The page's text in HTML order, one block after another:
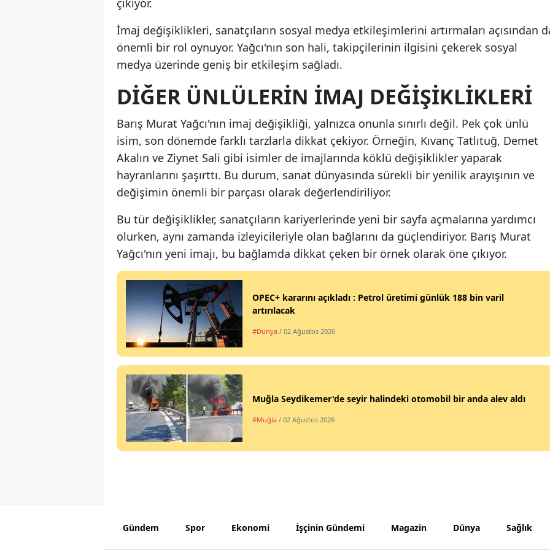
Manisa
Mardin
Muğla
Muş
Nevşehir
Niğde
Ordu
Rize
Sakarya
Samsun
Tekirdağ
Uşak
Van
çıkıyor.
İmaj değişiklikleri, sanatçıların sosyal medya etkileşimlerini artırmaları açısından
önemli bir rol oynuyor. Yağcı'nın son hali, takipçilerinin ilgisini çekerek sosyal
medya üzerinde geniş bir etkileşim sağladı.
DIĞER ÜNLÜLERIN İMAJ DEĞIŞIKLIKLERI
Barış Murat Yağcı'nın imaj değişikliği, yalnızca onunla sınırlı değil. Pek çok ünlü
isim, son dönemde farklı tarzlarla dikkat çekiyor. Örneğin, Kıvanç Tatlıtuğ, Demet
Akalın ve Ziynet Sali gibi isimler de imajlarında köklü değişiklikler yaparak
hayranlarını şaşırttı. Bu durum, sanat dünyasında sürekli bir yenilik arayışının ve
değişimin önemli bir parçası olarak değerlendiriliyor.
Bu tür değişiklikler, sanatçıların kariyerlerinde yeni bir sayfa açmalarına yardımcı
olurken, aynı zamanda izleyicileriyle olan bağlarını da güçlendiriyor. Barış Murat
Yağcı'nın yeni imajı, bu bağlamda dikkat çeken bir örnek olarak öne çıkıyor.
OPEC+ kararını açıkladı : Petrol üretimi günlük 188 bin varil
artırılacak
#Dünya / 02 Ağustos 2026
Muğla Seydikemer'de seyir halindeki otomobil bir anda alev aldı
#Muğla / 02 Ağustos 2026
Gündem Spor Ekonomi İşçinin Gündemi Magazin Dünya Sağlık